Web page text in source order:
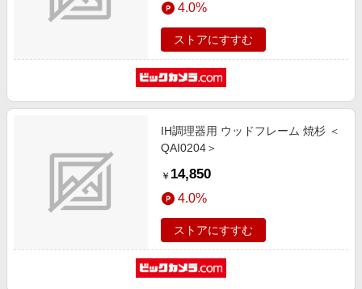
4.0%
ストアにすすむ
IH調理器用 ウッドフレーム 焼杉 ＜
QAI0204＞
￥ 14,850
4.0%
ストアにすすむ